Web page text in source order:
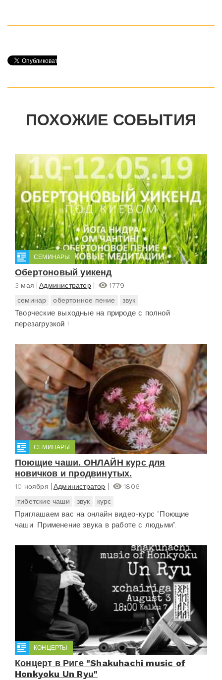
ПОХОЖИЕ СОБЫТИЯ
СЕМИНАРЫ
Обертоновый уикенд
3 мая Администратор
1779
семинар
обертонное пение звук
Творческие выходные на природе с полной
перезагрузкой !
СЕМИНАРЫ
Поющие чаши. ОНЛАЙН курс для
новичков и продвинутых.
10 ноября Администратор
1806
тибетские чаши
звук курс
Приглашаем вас на онлайн видео-курс "Поющие
чаши. Применение звука в работе с людьми".
КОНЦЕРТЫ
Концерт в Риге "Shakuhachi music of
Honkyoku Un Ryu"